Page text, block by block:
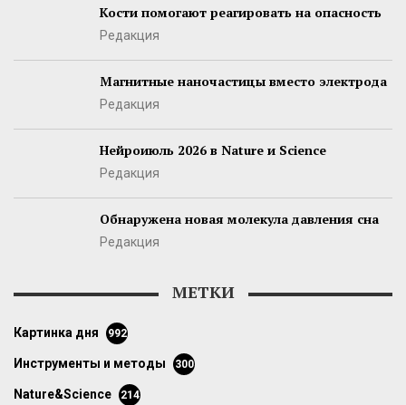
Кости помогают реагировать на опасность
Редакция
Магнитные наночастицы вместо электрода
Редакция
Нейроиюль 2026 в Nature и Science
Редакция
Обнаружена новая молекула давления сна
Редакция
МЕТКИ
картинка дня 992
инструменты и методы 300
Nature&Science 214